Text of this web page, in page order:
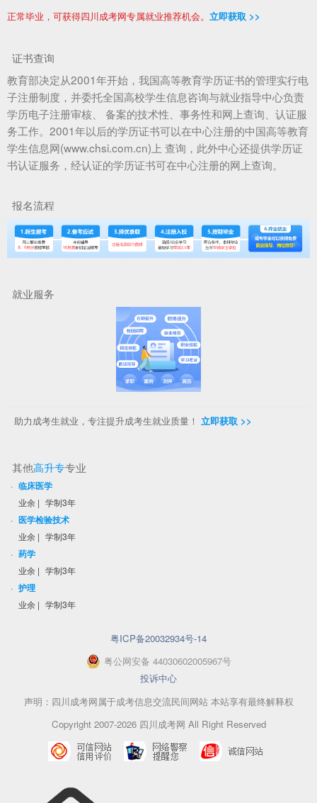
正常毕业，可获得四川成考网专属就业推荐机会。 立即获取 >>
证书查询
教育部决定从2001年开始，我国高等教育学历证书的管理实行电
子注册制度，并委托全国高校学生信息咨询与就业指导中心负责
学历电子注册审核、 备案的技术性、事务性和网上查询、认证服
务工作。2001年以后的学历证书可以在中心注册的中国高等教育
学生信息网(www.chsi.com.cn)上 查询，此外中心还提供学历证
书认证服务，经认证的学历证书可在中心注册的网上查询。
报名流程
就业服务
助力成考生就业，专注提升成考生就业质量！ 立即获取 >>
其他高升专专业
· 临床医学
业余 | 学制3年
· 医学检验技术
业余 | 学制3年
· 药学
业余 | 学制3年
· 护理
业余 | 学制3年
粤ICP备20032934号-14
粤公网安备 44030602005967号
投诉中心
声明：四川成考网属于成考信息交流民间网站 本站享有最终解释权
Copyright 2007-2026 四川成考网 All Right Reserved